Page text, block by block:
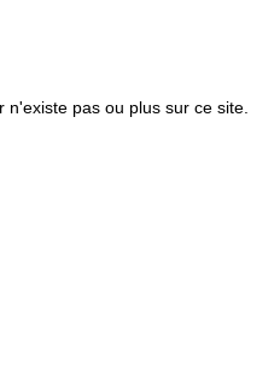
pas ou plus sur ce site.